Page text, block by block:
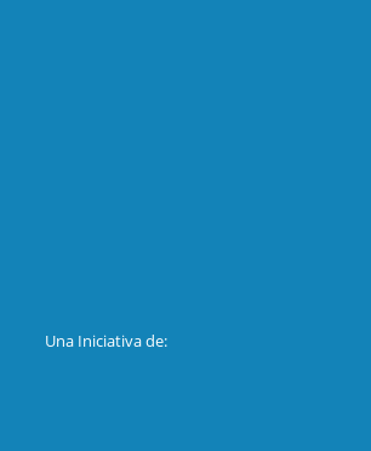
Una Iniciativa de: